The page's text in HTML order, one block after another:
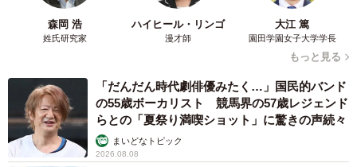
式に参加。また、『ガンダムSEED』の主人公「キラ・ヤ
マト」にも扮したといいます。
一方で、同じくコスプレ友達のくろぼうしさん
@zgokzogok ）は、 『機動戦士ガンダム』のモビルスー
ツ のコスプレで参加していました。
森岡 浩
姓氏研究家
ハイヒール・リンゴ
漫才師
大江 篤
園田学園女子大学学長
もっと見る
「だんだん時代劇俳優みたく…」国民的バンド
の55歳ボーカリスト 競馬界の57歳レジェンド
らとの「夏祭り満喫ショット」に驚きの声続々
まいどなトピック
2026.08.08